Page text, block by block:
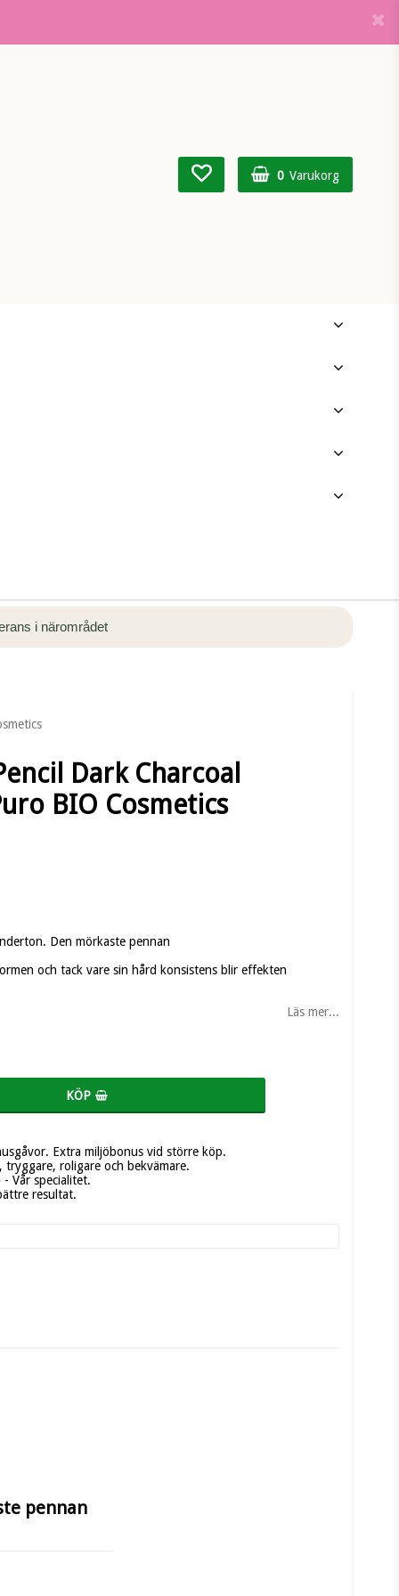
0 Varukorg
i närområdet
Dark Charcoal
BIO Cosmetics
Den mörkaste pennan
och tack vare sin hård konsistens blir effekten
Läs mer...
KÖP
Extra miljöbonus vid större köp.
roligare och bekvämare.
Vår specialitet.
resultat.
pennan
och